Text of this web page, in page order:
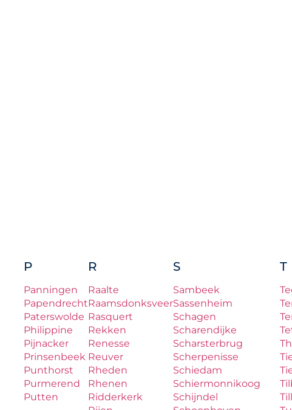
P
Panningen
Papendrecht
Paterswolde
Philippine
Pijnacker
Prinsenbeek
Punthorst
Purmerend
Putten
R
Raalte
Raamsdonksveer
Rasquert
Rekken
Renesse
Reuver
Rheden
Rhenen
Ridderkerk
S
Sambeek
Sassenheim
Schagen
Scharendijke
Scharsterbrug
Scherpenisse
Schiedam
Schiermonnikoog
Schijndel
T